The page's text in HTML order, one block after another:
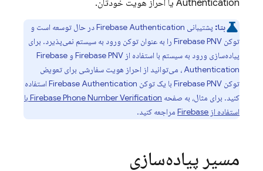
Authentication یا احراز هویت خودتان.
بتا: پشتیبانی Firebase Authenticationدر حال توسعه است و
توکن Firebase PNV را به عنوان توکن ورود به سیستم نمی‌پذیرد. برای
پیاده‌سازی ورود به سیستم با استفاده از Firebase PNV و Firebase
Authentication، می‌توانید از احراز هویت سفارشی برای تعویض
توکن Firebase PNV با یک توکن Firebase Authentication استفاده
کنید. برای مثال، به صفحه Firebase Phone Number Verification با
استفاده از Firebase
مراجعه کنید.
مسیر پیاده‌سازی